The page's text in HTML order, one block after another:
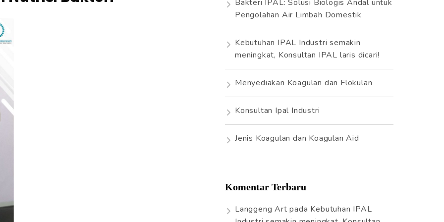
t
k
:
Bakteri IPAL: Solusi Biologis Andal untuk
Pengolahan Air Limbah Domestik
Kebutuhan IPAL Industri semakin
meningkat, Konsultan IPAL laris dicari!
Menyediakan Koagulan dan Flokulan
Konsultan Ipal Industri
Jenis Koagulan dan Koagulan Aid
Komentar Terbaru
Langgeng Art pada Kebutuhan IPAL